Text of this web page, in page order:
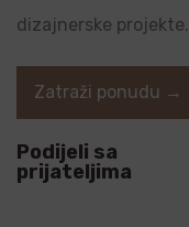
dizajnerske projekte.
Podijeli sa
prijateljima
Zatraži ponudu →